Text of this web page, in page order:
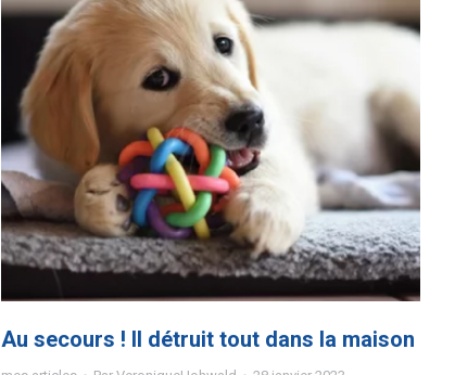
Au secours ! Il détruit tout dans la maison